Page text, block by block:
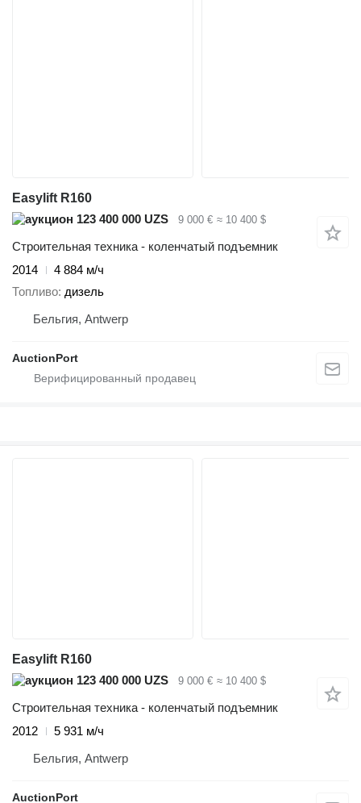
Easylift R160
123 400 000 UZS
9 000 € ≈ 10 400 $
Строительная техника - коленчатый подъемник
2014
4 884 м/ч
Топливо дизель
Бельгия, Antwerp
AuctionPort
Easylift R160
123 400 000 UZS
9 000 € ≈ 10 400 $
Строительная техника - коленчатый подъемник
2012
5 931 м/ч
Бельгия, Antwerp
AuctionPort